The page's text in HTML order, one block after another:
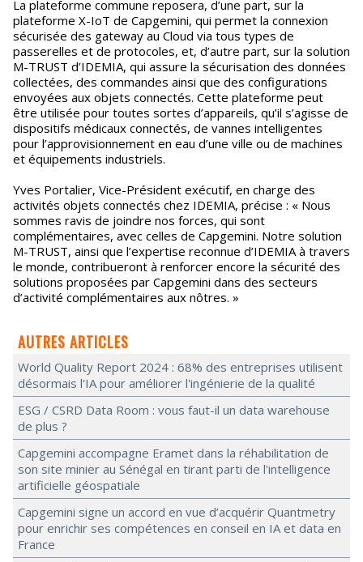
La plateforme commune reposera, d’une part, sur la
plateforme X-IoT de Capgemini, qui permet la connexion
sécurisée des gateway au Cloud via tous types de
passerelles et de protocoles, et, d’autre part, sur la solution
M-TRUST d’IDEMIA, qui assure la sécurisation des données
collectées, des commandes ainsi que des configurations
envoyées aux objets connectés. Cette plateforme peut
être utilisée pour toutes sortes d’appareils, qu’il s’agisse de
dispositifs médicaux connectés, de vannes intelligentes
pour l’approvisionnement en eau d’une ville ou de machines
et équipements industriels.
Yves Portalier, Vice-Président exécutif, en charge des
activités objets connectés chez IDEMIA, précise : « Nous
sommes ravis de joindre nos forces, qui sont
complémentaires, avec celles de Capgemini. Notre solution
M-TRUST, ainsi que l’expertise reconnue d’IDEMIA à travers
le monde, contribueront à renforcer encore la sécurité des
solutions proposées par Capgemini dans des secteurs
d’activité complémentaires aux nôtres. »
AUTRES ARTICLES
World Quality Report 2024 : 68% des entreprises utilisent
désormais l'IA pour améliorer l'ingénierie de la qualité
ESG / CSRD Data Room : vous faut-il un data warehouse
de plus ?
Capgemini accompagne Eramet dans la réhabilitation de
son site minier au Sénégal en tirant parti de l'intelligence
artificielle géospatiale
Capgemini signe un accord en vue d’acquérir Quantmetry
pour enrichir ses compétences en conseil en IA et data en
France